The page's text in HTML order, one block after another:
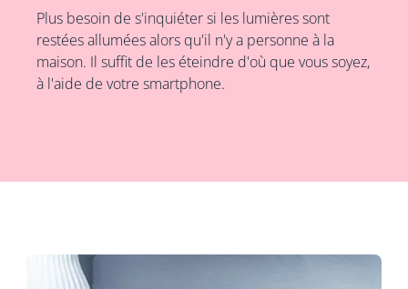
Plus besoin de s'inquiéter si les lumières sont
restées allumées alors qu'il n'y a personne à la
maison. Il suffit de les éteindre d'où que vous soyez,
à l'aide de votre smartphone.